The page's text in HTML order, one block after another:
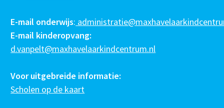
E-mail onderwijs:
E-mail kinderopvang:
d.vanpelt@maxhavelaarkindcentrum.nl
Voor uitgebreide informatie:
Scholen op de kaart